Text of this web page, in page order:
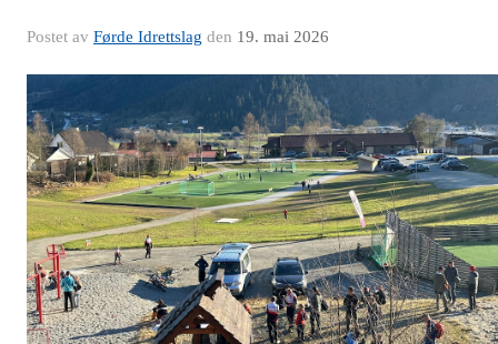
Postet av Førde Idrettslag den 19. mai 2026